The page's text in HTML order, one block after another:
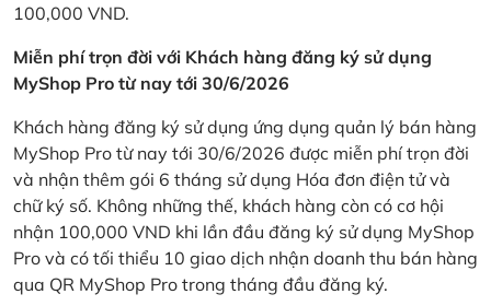
100,000 VND.
Miễn phí trọn đời với Khách hàng đăng ký sử dụng
MyShop Pro từ nay tới 30/6/2026
Khách hàng đăng ký sử dụng ứng dụng quản lý bán hàng
MyShop Pro từ nay tới 30/6/2026 được miễn phí trọn đời
và nhận thêm gói 6 tháng sử dụng Hóa đơn điện tử và
chữ ký số. Không những thế, khách hàng còn có cơ hội
nhận 100,000 VND khi lần đầu đăng ký sử dụng MyShop
Pro và có tối thiểu 10 giao dịch nhận doanh thu bán hàng
qua QR MyShop Pro trong tháng đầu đăng ký.